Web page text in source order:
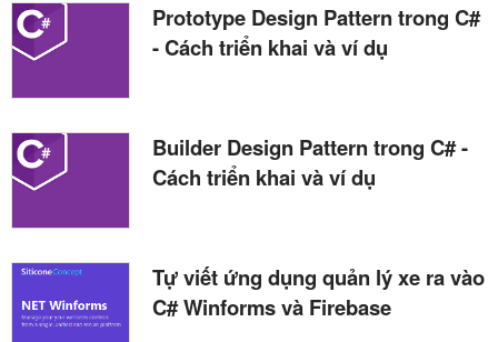
Prototype Design Pattern trong C#
- Cách triển khai và ví dụ
Builder Design Pattern trong C# -
Cách triển khai và ví dụ
Tự viết ứng dụng quản lý xe ra vào
C# Winforms và Firebase